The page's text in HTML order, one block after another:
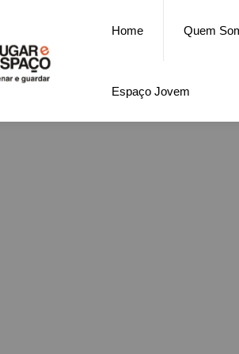
Home Quem
Espaço Jovem